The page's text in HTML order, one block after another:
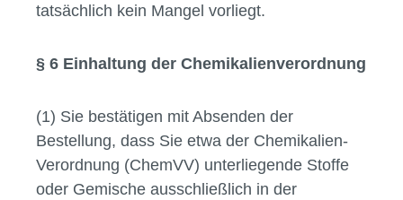
tatsächlich kein Mangel vorliegt.
§ 6 Einhaltung der Chemikalienverordnung
(1) Sie bestätigen mit Absenden der
Bestellung, dass Sie etwa der Chemikalien-
Verordnung (ChemVV) unterliegende Stoffe
oder Gemische ausschließlich in der